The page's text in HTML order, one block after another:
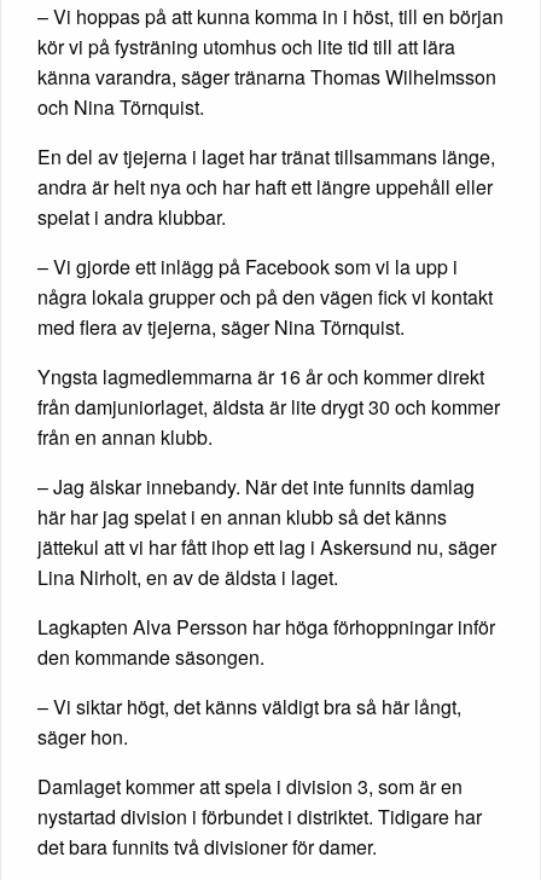
– Vi hoppas på att kunna komma in i höst, till en början
kör vi på fysträning utomhus och lite tid till att lära
känna varandra, säger tränarna Thomas Wilhelmsson
och Nina Törnquist.
En del av tjejerna i laget har tränat tillsammans länge,
andra är helt nya och har haft ett längre uppehåll eller
spelat i andra klubbar.
– Vi gjorde ett inlägg på Facebook som vi la upp i
några lokala grupper och på den vägen fick vi kontakt
med flera av tjejerna, säger Nina Törnquist.
Yngsta lagmedlemmarna är 16 år och kommer direkt
från damjuniorlaget, äldsta är lite drygt 30 och kommer
från en annan klubb.
– Jag älskar innebandy. När det inte funnits damlag
här har jag spelat i en annan klubb så det känns
jättekul att vi har fått ihop ett lag i Askersund nu, säger
Lina Nirholt, en av de äldsta i laget.
Lagkapten Alva Persson har höga förhoppningar inför
den kommande säsongen.
– Vi siktar högt, det känns väldigt bra så här långt,
säger hon.
Damlaget kommer att spela i division 3, som är en
nystartad division i förbundet i distriktet. Tidigare har
det bara funnits två divisioner för damer.